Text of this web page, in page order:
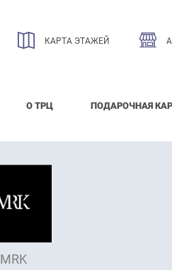
КАРТА ЭТАЖЕЙ
О ТРЦ ПОДАРОЧНАЯ
MRK